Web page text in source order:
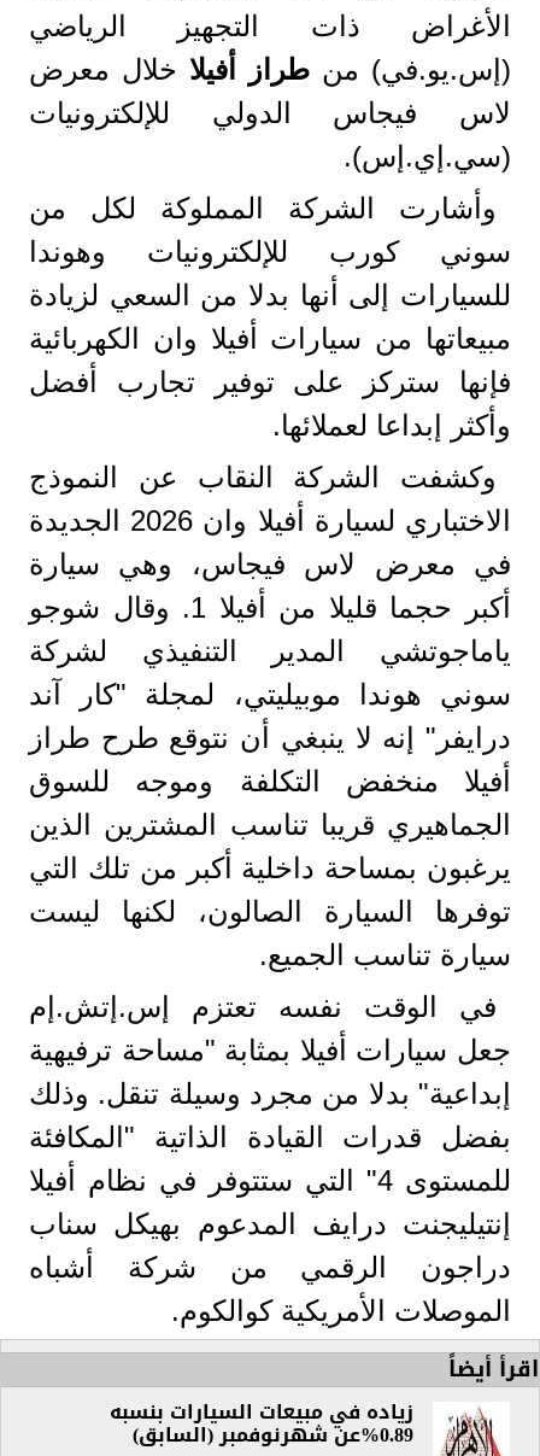
الأغراض ذات التجهيز الرياضي
(إس.يو.في) من طراز أفيلا خلال معرض
لاس فيجاس الدولي للإلكترونيات
(سي.إي.إس).
وأشارت الشركة المملوكة لكل من
سوني كورب للإلكترونيات وهوندا
للسيارات إلى أنها بدلا من السعي لزيادة
مبيعاتها من سيارات أفيلا وان الكهربائية
فإنها ستركز على توفير تجارب أفضل
وأكثر إبداعا لعملائها.
وكشفت الشركة النقاب عن النموذج
الاختباري لسيارة أفيلا وان 2026 الجديدة
في معرض لاس فيجاس، وهي سيارة
أكبر حجما قليلا من أفيلا 1. وقال شوجو
ياماجوتشي المدير التنفيذي لشركة
سوني هوندا موبيليتي، لمجلة "كار آند
درايفر" إنه لا ينبغي أن نتوقع طرح طراز
أفيلا منخفض التكلفة وموجه للسوق
الجماهيري قريبا تناسب المشترين الذين
يرغبون بمساحة داخلية أكبر من تلك التي
توفرها السيارة الصالون، لكنها ليست
سيارة تناسب الجميع.
في الوقت نفسه تعتزم إس.إتش.إم
جعل سيارات أفيلا بمثابة "مساحة ترفيهية
إبداعية" بدلا من مجرد وسيلة تنقل. وذلك
بفضل قدرات القيادة الذاتية "المكافئة
للمستوى 4" التي ستتوفر في نظام أفيلا
إنتيليجنت درايف المدعوم بهيكل سناب
دراجون الرقمي من شركة أشباه
الموصلات الأمريكية كوالكوم.
اقرأ أيضاً
زياده في مبيعات السيارات بنسبه
0.89%عن شهرنوفمبر (السابق)